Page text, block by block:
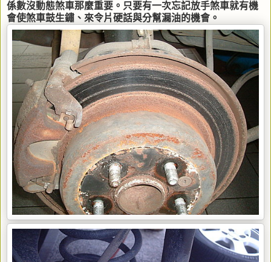
係數沒動態煞車那麼重要。只要有一次忘記放手煞車就有機
會使煞車鼓生鏽、來令片硬話與分幫漏油的機會。